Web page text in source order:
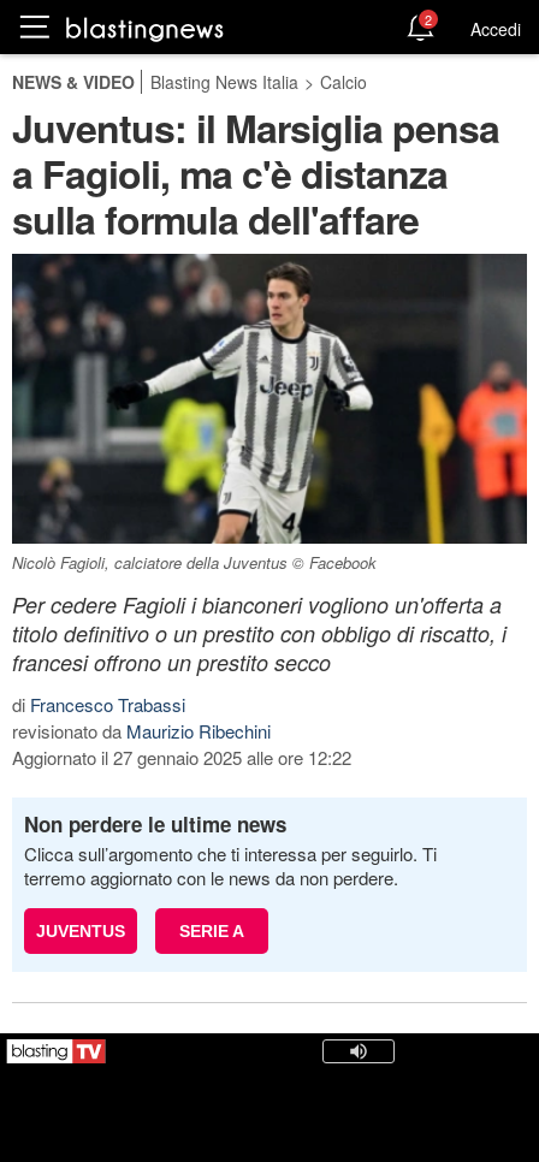
2 Accedi
NEWS & VIDEO Blasting News Italia > Calcio
Juventus: il Marsiglia pensa
a Fagioli, ma c'è distanza
sulla formula dell'affare
Nicolò Fagioli, calciatore della Juventus © Facebook
Per cedere Fagioli i bianconeri vogliono un'offerta a
titolo definitivo o un prestito con obbligo di riscatto, i
francesi offrono un prestito secco
di Francesco Trabassi
revisionato da Maurizio Ribechini
Aggiornato il 27 gennaio 2025 alle ore 12:22
Non perdere le ultime news
Clicca sull’argomento che ti interessa per seguirlo. Ti
terremo aggiornato con le news da non perdere.
JUVENTUS SERIE A